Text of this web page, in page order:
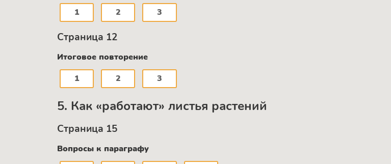
1
2 3
Страница 12
Итоговое повторение
1
2 3
5. Как «работают» листья растений
Страница 15
Вопросы к параграфу